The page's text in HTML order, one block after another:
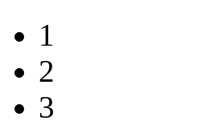
1
2
3